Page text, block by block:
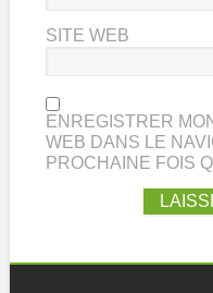
SITE WEB
ENREGISTRER
WEB DANS LE
PROCHAINE FOIS